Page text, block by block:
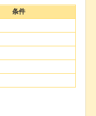
条件